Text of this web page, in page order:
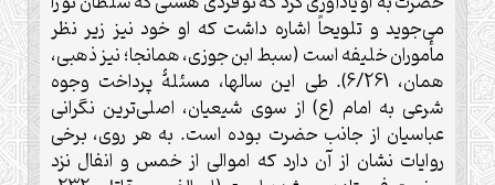
می‌جويد و تلويحاً اشاره داشت که او خود نيز زير نظر
مأموران خليفه است (سبط ابن جوزی، همانجا؛ نيز ذهبی،
همان، 6/261). طی اين سالها، مسئلۀ پرداخت وجوه
شرعی به امام (ع) از سوی شيعيان، اصلی‌ترين نگرانی
عباسيان از جانب حضرت بوده است. به هر روی، برخی
روايات نشان از آن دارد که اموالی از خمس و انفال نزد